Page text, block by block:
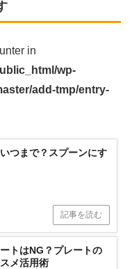
in
wp-
add-tmp/entry-
つまで？スプーンにす
記事を読む
トはNG？プレートの
メ活用術